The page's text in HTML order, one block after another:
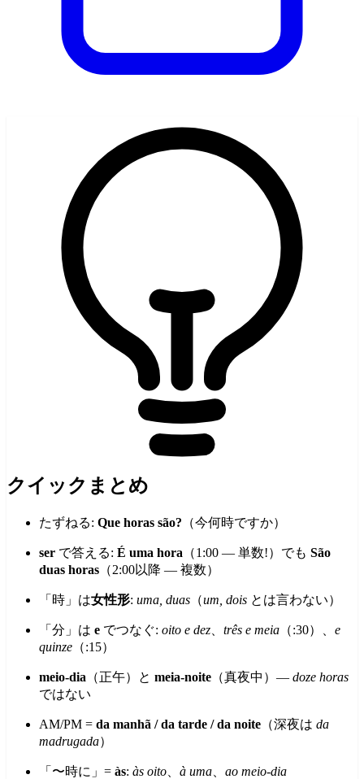
クイックまとめ
たずねる: Que horas são? （今何時ですか）
ser で答える: É uma hora （1:00 — 単数!）でも São
duas horas （2:00以降 — 複数）
「時」は女性形: uma, duas （um, dois とは言わない）
「分」は e でつなぐ: oito e dez três e meia （:30）、 e
quinze （:15）
meio-dia （正午）と meia-noite （真夜中）— doze horas
ではない
AM/PM = da manhã / da tarde / da noite （深夜は da
madrugada）
「〜時に」= às: às oito à uma ao meio-dia